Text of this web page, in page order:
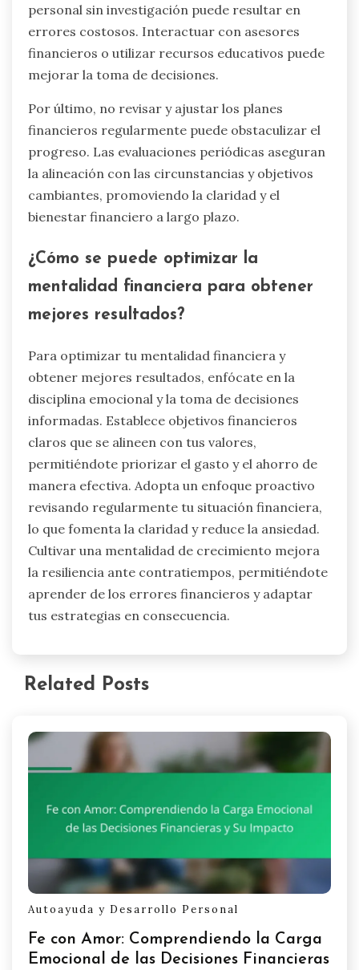
personal sin investigación puede resultar en
errores costosos. Interactuar con asesores
financieros o utilizar recursos educativos puede
mejorar la toma de decisiones.
Por último, no revisar y ajustar los planes
financieros regularmente puede obstaculizar el
progreso. Las evaluaciones periódicas aseguran
la alineación con las circunstancias y objetivos
cambiantes, promoviendo la claridad y el
bienestar financiero a largo plazo.
¿Cómo se puede optimizar la
mentalidad financiera para obtener
mejores resultados?
Para optimizar tu mentalidad financiera y
obtener mejores resultados, enfócate en la
disciplina emocional y la toma de decisiones
informadas. Establece objetivos financieros
claros que se alineen con tus valores,
permitiéndote priorizar el gasto y el ahorro de
manera efectiva. Adopta un enfoque proactivo
revisando regularmente tu situación financiera,
lo que fomenta la claridad y reduce la ansiedad.
Cultivar una mentalidad de crecimiento mejora
la resiliencia ante contratiempos, permitiéndote
aprender de los errores financieros y adaptar
tus estrategias en consecuencia.
Related Posts
Autoayuda y Desarrollo Personal
Fe con Amor: Comprendiendo la Carga
Emocional de las Decisiones Financieras